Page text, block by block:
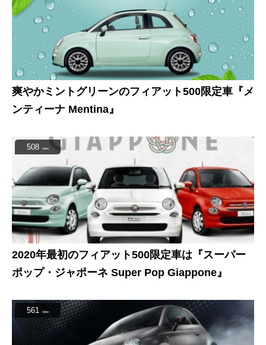
爽やかミントグリーンのフィアット500限定車『メ
ンティーナ Mentina』
508 view
2020年最初のフィアット500限定車は『スーパー
ポップ・ジャポーネ Super Pop Giappone』
561 view